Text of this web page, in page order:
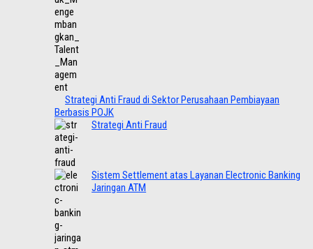
Strategi Anti Fraud di Sektor Perusahaan Pembiayaan
Berbasis POJK
Strategi Anti Fraud
Sistem Settlement atas Layanan Electronic Banking
Jaringan ATM